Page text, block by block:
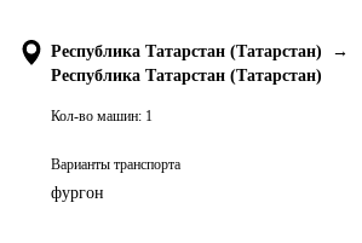
Республика Татарстан (Татарстан)
→
Республика Татарстан (Татарстан)
Кол-во машин: 1
Варианты транспорта
фургон